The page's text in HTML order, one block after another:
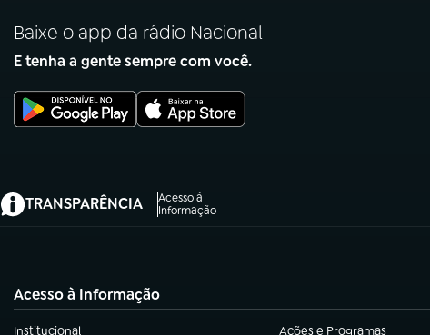
Baixe o app da rádio Nacional
E tenha a gente sempre com você.
TRANSPARÊNCIA
Acesso à
Informação
(abre em nova aba)
Acesso à Informação
Institucional Ações e Programas